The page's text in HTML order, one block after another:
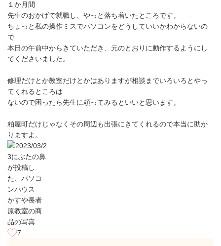
１か月間
先生のおかげで就職し、やっと落ち着いたところです。
ちょっと私の操作ミスでパソコンをどうしていいかわからないの
で
本日の午前中からきていただき、元のとおりに動作するようにし
てくださいました。
修理だけとか教室だけとかはありますが相談までいろいろとやっ
てくれるところは
ないので困ったら先生に頼ってみるといいと思います。
粕屋町だけじゃなくその周辺も出張にきてくれるので本当に助か
りますよ。
7